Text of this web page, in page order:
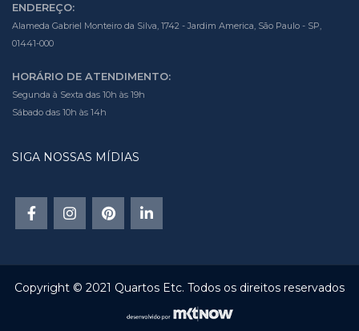
ENDEREÇO:
Alameda Gabriel Monteiro da Silva, 1742 - Jardim America, São Paulo - SP,
01441-000
HORÁRIO DE ATENDIMENTO:
Segunda à Sexta das 10h às 19h
Sábado das 10h às 14h
SIGA NOSSAS MÍDIAS
Copyright © 2021 Quartos Etc. Todos os direitos reservados